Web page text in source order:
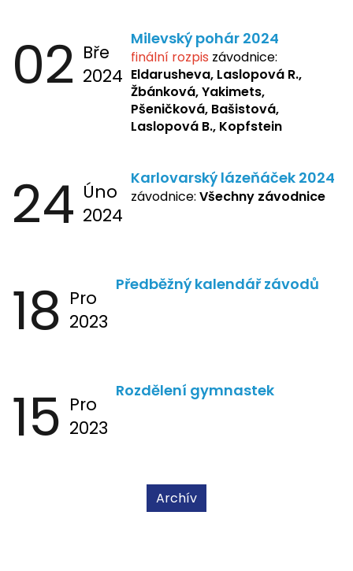
02 Bře
2024
Milevský pohár 2024
finální rozpis závodnice:
Eldarusheva, Laslopová R.,
Žbánková, Yakimets,
Pšeničková, Bašistová,
Laslopová B., Kopfstein
24 Úno
2024
Karlovarský lázeňáček 2024
závodnice: Všechny závodnice
18 Pro
2023
Předběžný kalendář závodů
15 Pro
2023
Rozdělení gymnastek
Archív